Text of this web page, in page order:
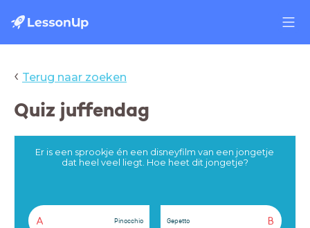
‹ Terug naar zoeken
Quiz juffendag
Er is een sprookje én een disneyfilm van een jongetje
dat heel veel liegt. Hoe heet dit jongetje?
A Pinocchio B
Gepetto